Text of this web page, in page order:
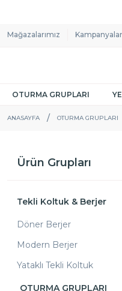
Mağazalarımız Kampanyalar
OTURMA GRUPLARI
ANASAYFA OTURMA GRUPLARI
Ürün Grupları
Tekli Koltuk & Berjer
Döner Berjer
Modern Berjer
Yataklı Tekli Koltuk
OTURMA GRUPLARI